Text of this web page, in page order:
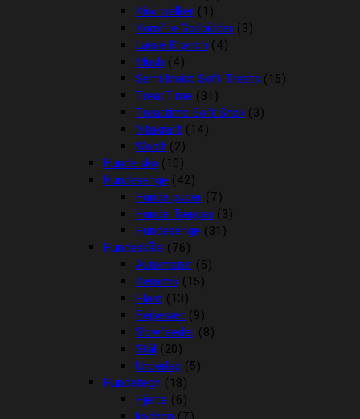
Kiwi walker (1)
Kornfrie Godbidder (3)
Lakse Krønch (4)
Mush (4)
Semi Moist Soft Treats (15)
TreatTime (31)
Treattime Soft Snak (3)
Vitakraft (14)
Woolf (2)
Hunde sko (10)
Hundesenge (42)
Hunde puder (7)
Hunde Tæpper (3)
Hundesenge (31)
Hundeskåle (76)
Automater (5)
Keramik (15)
Plast (13)
Rejsesæt (9)
Slowfeeder (8)
Stål (20)
Underlag (5)
Hundetegn (18)
Hjerte (6)